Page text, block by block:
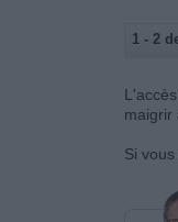
1 - 2
maigrir
Si